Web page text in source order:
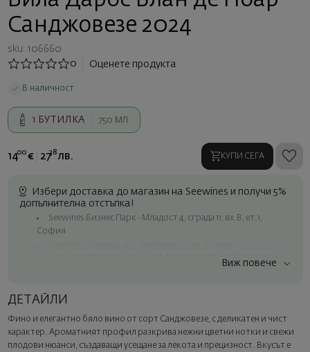
Санджовезе 2024
sku: 106660
0
Оценете продукта
В наличност
1 БУТИЛКА 750 МЛ
1400 € 2738 лв. КУПИ СЕГА
Избери доставка до магазин на Seewines и получи 5%
допълнителна отстъпка!
Seewines Бизнес Парк - Младост 4, сграда 11, вх.В, ет.1,
София
Seewines Пловдив - ул. "Княз Александър I", 45, Пловдив
Куриер на Seewines до адрес в рамките на град София
Изненадайте със стил
Добавете луксозна подаръчна опаковка и персонализирана
Виж повече
ДЕТАЙЛИ
Фино и елегантно бяло вино от сорт Санджовезе, с деликатен и чист
характер. Ароматният профил разкрива нежни цветни нотки и свежи
плодови нюанси, създаващи усещане за лекота и прецизност. Вкусът е